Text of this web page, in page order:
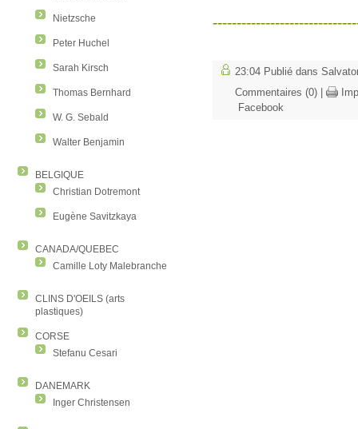
Nietzsche
Peter Huchel
Sarah Kirsch
Thomas Bernhard
W. G. Sebald
Walter Benjamin
BELGIQUE
Christian Dotremont
Eugène Savitzkaya
CANADA/QUEBEC
Camille Loty Malebranche
CLINS D'OEILS (arts
plastiques)
CORSE
Stefanu Cesari
DANEMARK
Inger Christensen
23:04 Publié dans
Commentaires (0)
Facebook